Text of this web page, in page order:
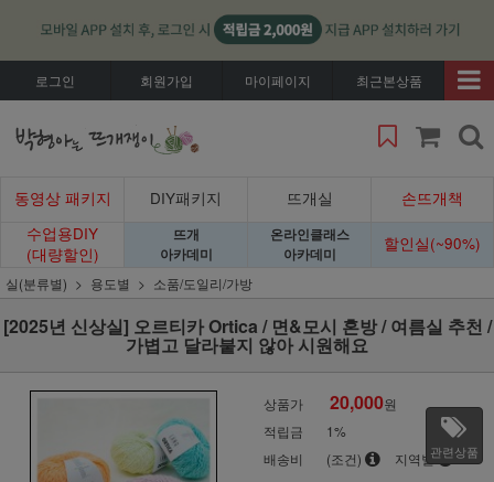
로그인 회원가입 마이페이지 최근본상품
동영상 패키지 DIY패키지 뜨개실
손뜨개책
수업용DIY
(대량할인)
뜨개
아카데미
온라인클래스
아카데미
할인실(~90%)
실(분류별) 용도별 소품/도일리/가방
[2025년 신상실] 오르티카 Ortica / 면&모시 혼방 / 여름실 추천 /
가볍고 달라붙지 않아 시원해요
상품가 20,000원
적립금
1%
배송비
(조건) 지역별관련상품